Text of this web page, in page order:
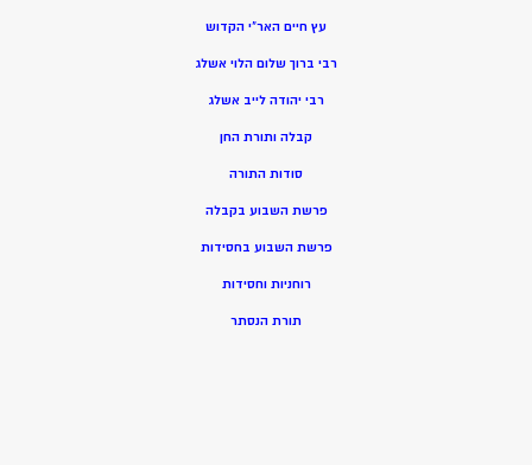
עץ חיים האר”י הקדוש
רבי ברוך שלום הלוי אשלג
רבי יהודה לייב אשלג
קבלה ותורת החן
סודות התורה
פרשת השבוע בקבלה
פרשת השבוע בחסידות
רוחניות וחסידות
תורת הנסתר